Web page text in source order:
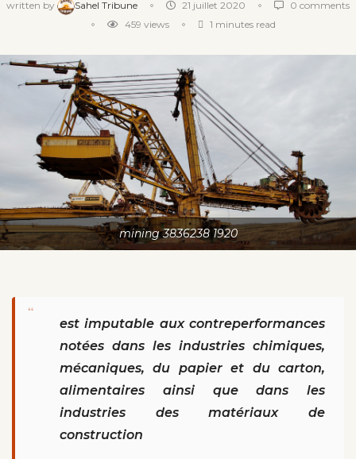
written by Sahel Tribune 21 juillet 2020
0 comments
459 views 1 minutes read
mining 3836238 1920
“
est imputable aux contreperformances
notées dans les industries chimiques,
mécaniques, du papier et du carton,
alimentaires ainsi que dans les
industries des matériaux de
construction